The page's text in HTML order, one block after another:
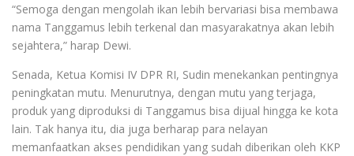
“Semoga dengan mengolah ikan lebih bervariasi bisa membawa
nama Tanggamus lebih terkenal dan masyarakatnya akan lebih
sejahtera,” harap Dewi.
Senada, Ketua Komisi IV DPR RI, Sudin menekankan pentingnya
peningkatan mutu. Menurutnya, dengan mutu yang terjaga,
produk yang diproduksi di Tanggamus bisa dijual hingga ke kota
lain. Tak hanya itu, dia juga berharap para nelayan
memanfaatkan akses pendidikan yang sudah diberikan oleh KKP